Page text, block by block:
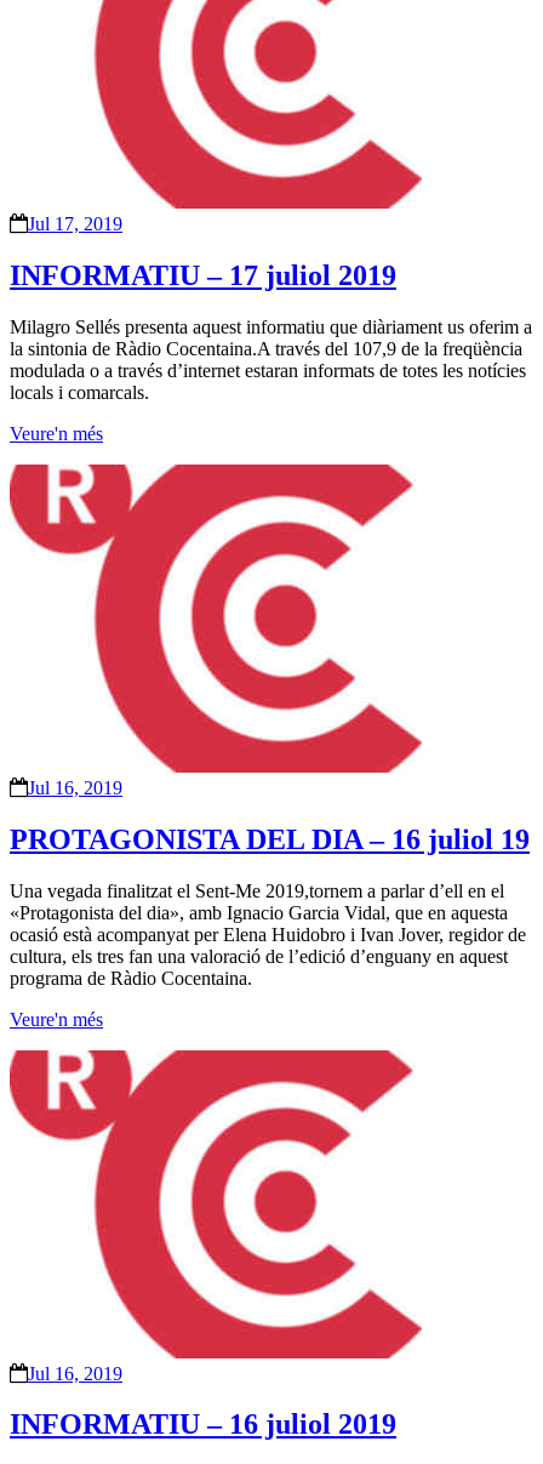
Jul 17, 2019
INFORMATIU – 17 juliol 2019
Milagro Sellés presenta aquest informatiu que diàriament us oferim a
la sintonia de Ràdio Cocentaina.A través del 107,9 de la freqüència
modulada o a través d’internet estaran informats de totes les notícies
locals i comarcals.
Veure'n més
Jul 16, 2019
PROTAGONISTA DEL DIA – 16 juliol 19
Una vegada finalitzat el Sent-Me 2019,tornem a parlar d’ell en el
«Protagonista del dia», amb Ignacio Garcia Vidal, que en aquesta
ocasió està acompanyat per Elena Huidobro i Ivan Jover, regidor de
cultura, els tres fan una valoració de l’edició d’enguany en aquest
programa de Ràdio Cocentaina.
Veure'n més
Jul 16, 2019
INFORMATIU – 16 juliol 2019